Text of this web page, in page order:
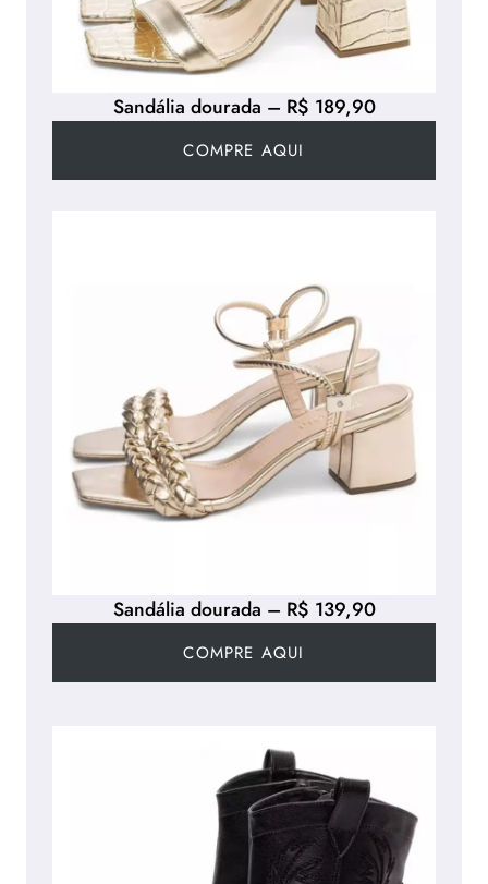
Sandália dourada – R$ 189,90
COMPRE AQUI
Sandália dourada – R$ 139,90
COMPRE AQUI